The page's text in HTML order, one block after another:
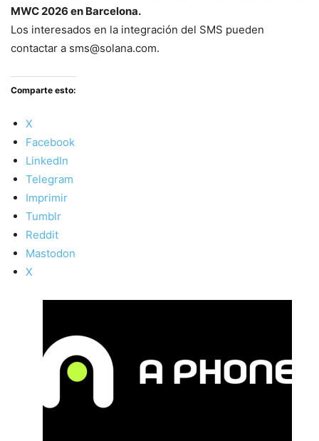
MWC 2026 en Barcelona.
Los interesados en la integración del SMS pueden
contactar a sms@solana.com.
Comparte esto:
X
Facebook
LinkedIn
Telegram
Imprimir
Tumblr
Reddit
Mastodon
X